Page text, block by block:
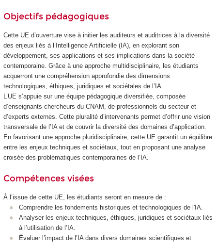
Objectifs pédagogiques
Cette UE d’ouverture vise à initier les auditeurs et auditrices à la diversité
des enjeux liés à l’Intelligence Artificielle (IA), en explorant son
développement, ses applications et ses implications dans la société
contemporaine. Grâce à une approche multidisciplinaire, les étudiants
acquerront une compréhension approfondie des dimensions
technologiques, éthiques, juridiques et sociétales de l’IA.
L’UE s’appuie sur une équipe pédagogique diversifiée, composée
d’enseignants-chercheurs du CNAM, de professionnels du secteur et
d’experts externes. Cette pluralité d’intervenants permet d’offrir une vision
transversale de l’IA et de couvrir la diversité des domaines d’application.
En favorisant une approche pluridisciplinaire, cette UE garantit un équilibre
entre les enjeux techniques et sociétaux, tout en proposant une analyse
croisée des problématiques contemporaines de l’IA.
Compétences visées
À l’issue de cette UE, les étudiants seront en mesure de :
Comprendre les fondements historiques et technologiques de l'IA.
Analyser les enjeux techniques, éthiques, juridiques et sociétaux liés
à l’utilisation de l’IA.
Évaluer l’impact de l’IA dans divers domaines scientifiques et